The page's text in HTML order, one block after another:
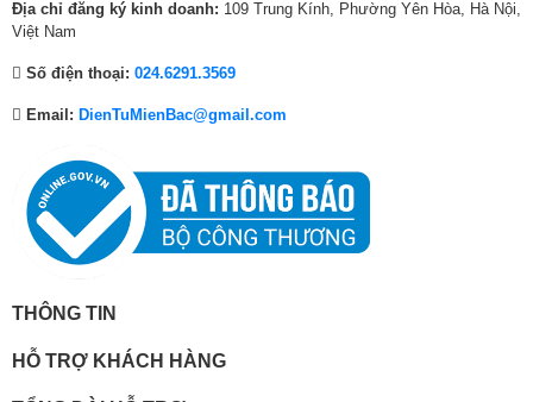
Địa chỉ đăng ký kinh doanh: 109 Trung Kính, Phường Yên Hòa, Hà Nội,
Việt Nam
Số điện thoại: 024.6291.3569
Email: DienTuMienBac@gmail.com
THÔNG TIN
HỖ TRỢ KHÁCH HÀNG